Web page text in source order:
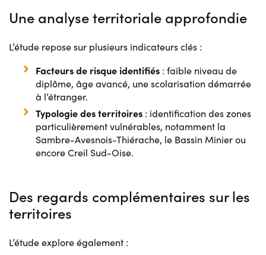
Une analyse territoriale approfondie
L’étude repose sur plusieurs indicateurs clés :
Facteurs de risque identifiés : faible niveau de
diplôme, âge avancé, une scolarisation démarrée
à l’étranger.
Typologie des territoires : identification des zones
particulièrement vulnérables, notamment la
Sambre-Avesnois-Thiérache, le Bassin Minier ou
encore Creil Sud-Oise.
Des regards complémentaires sur les
territoires
L’étude explore également :